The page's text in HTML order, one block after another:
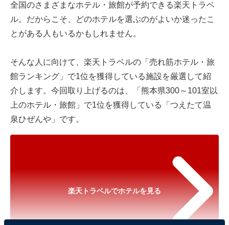
全国のさまざまなホテル・旅館が予約できる楽天トラベ
ル。だからこそ、どのホテルを選ぶのがよいか迷ったこ
とがある人もいるかもしれません。
そんな人に向けて、楽天トラベルの「売れ筋ホテル・旅
館ランキング」で1位を獲得している施設を厳選して紹
介します。今回取り上げるのは、「熊本県300～101室以
上のホテル・旅館」で1位を獲得している「つえたて温
泉ひぜんや」です。
楽天トラベルでホテルを見る